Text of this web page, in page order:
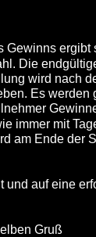
Gewinns ergibt
Die
wird nach
Es werden
immer mit
am Ende der
und auf eine
Gruß